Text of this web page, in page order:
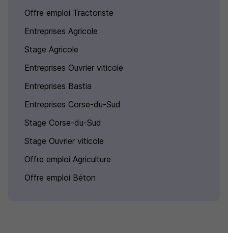
Offre emploi Tractoriste
Entreprises Agricole
Stage Agricole
Entreprises Ouvrier viticole
Entreprises Bastia
Entreprises Corse-du-Sud
Stage Corse-du-Sud
Stage Ouvrier viticole
Offre emploi Agriculture
Offre emploi Béton